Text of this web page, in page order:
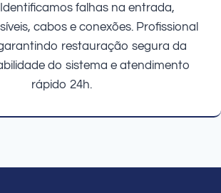
falhas na entrada,
cabos e conexões. Profissional
restauração segura da
do sistema e atendimento
rápido 24h.